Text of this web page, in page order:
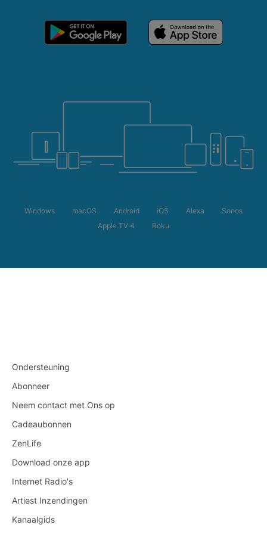
Windows macOS Android iOS Alexa
Sonos
Apple TV 4
Roku
Ondersteuning
Abonneer
Neem contact met Ons op
Cadeaubonnen
ZenLife
Download onze app
Internet Radio's
Artiest Inzendingen
Kanaalgids